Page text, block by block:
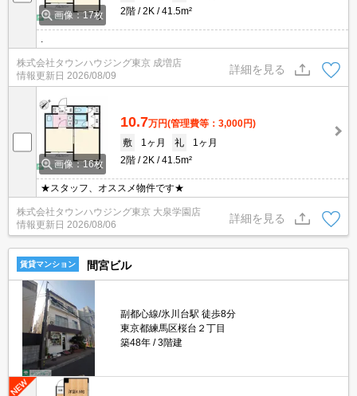
画像：17枚
2階
2K 41.5m²
株式会社タウンハウジング東京 成増店
情報更新日 2026/08/09
詳細を見る
画像：16枚
10.7万円(管理費等：3,000円)
敷
1ヶ月 礼
1ヶ月
2階
2K 41.5m²
★スタッフ、オススメ物件です★
株式会社タウンハウジング東京 大泉学園店
情報更新日 2026/08/06
詳細を見る
賃貸マンション 間宮ビル
副都心線/氷川台駅 徒歩8分
東京都練馬区桜台２丁目
築48年
3階建